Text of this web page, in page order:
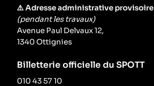
⚠️ Adresse administrative provisoire
(pendant les travaux)
Avenue Paul Delvaux 12,
1340 Ottignies
Billetterie officielle du SPOTT
010 43 57 10